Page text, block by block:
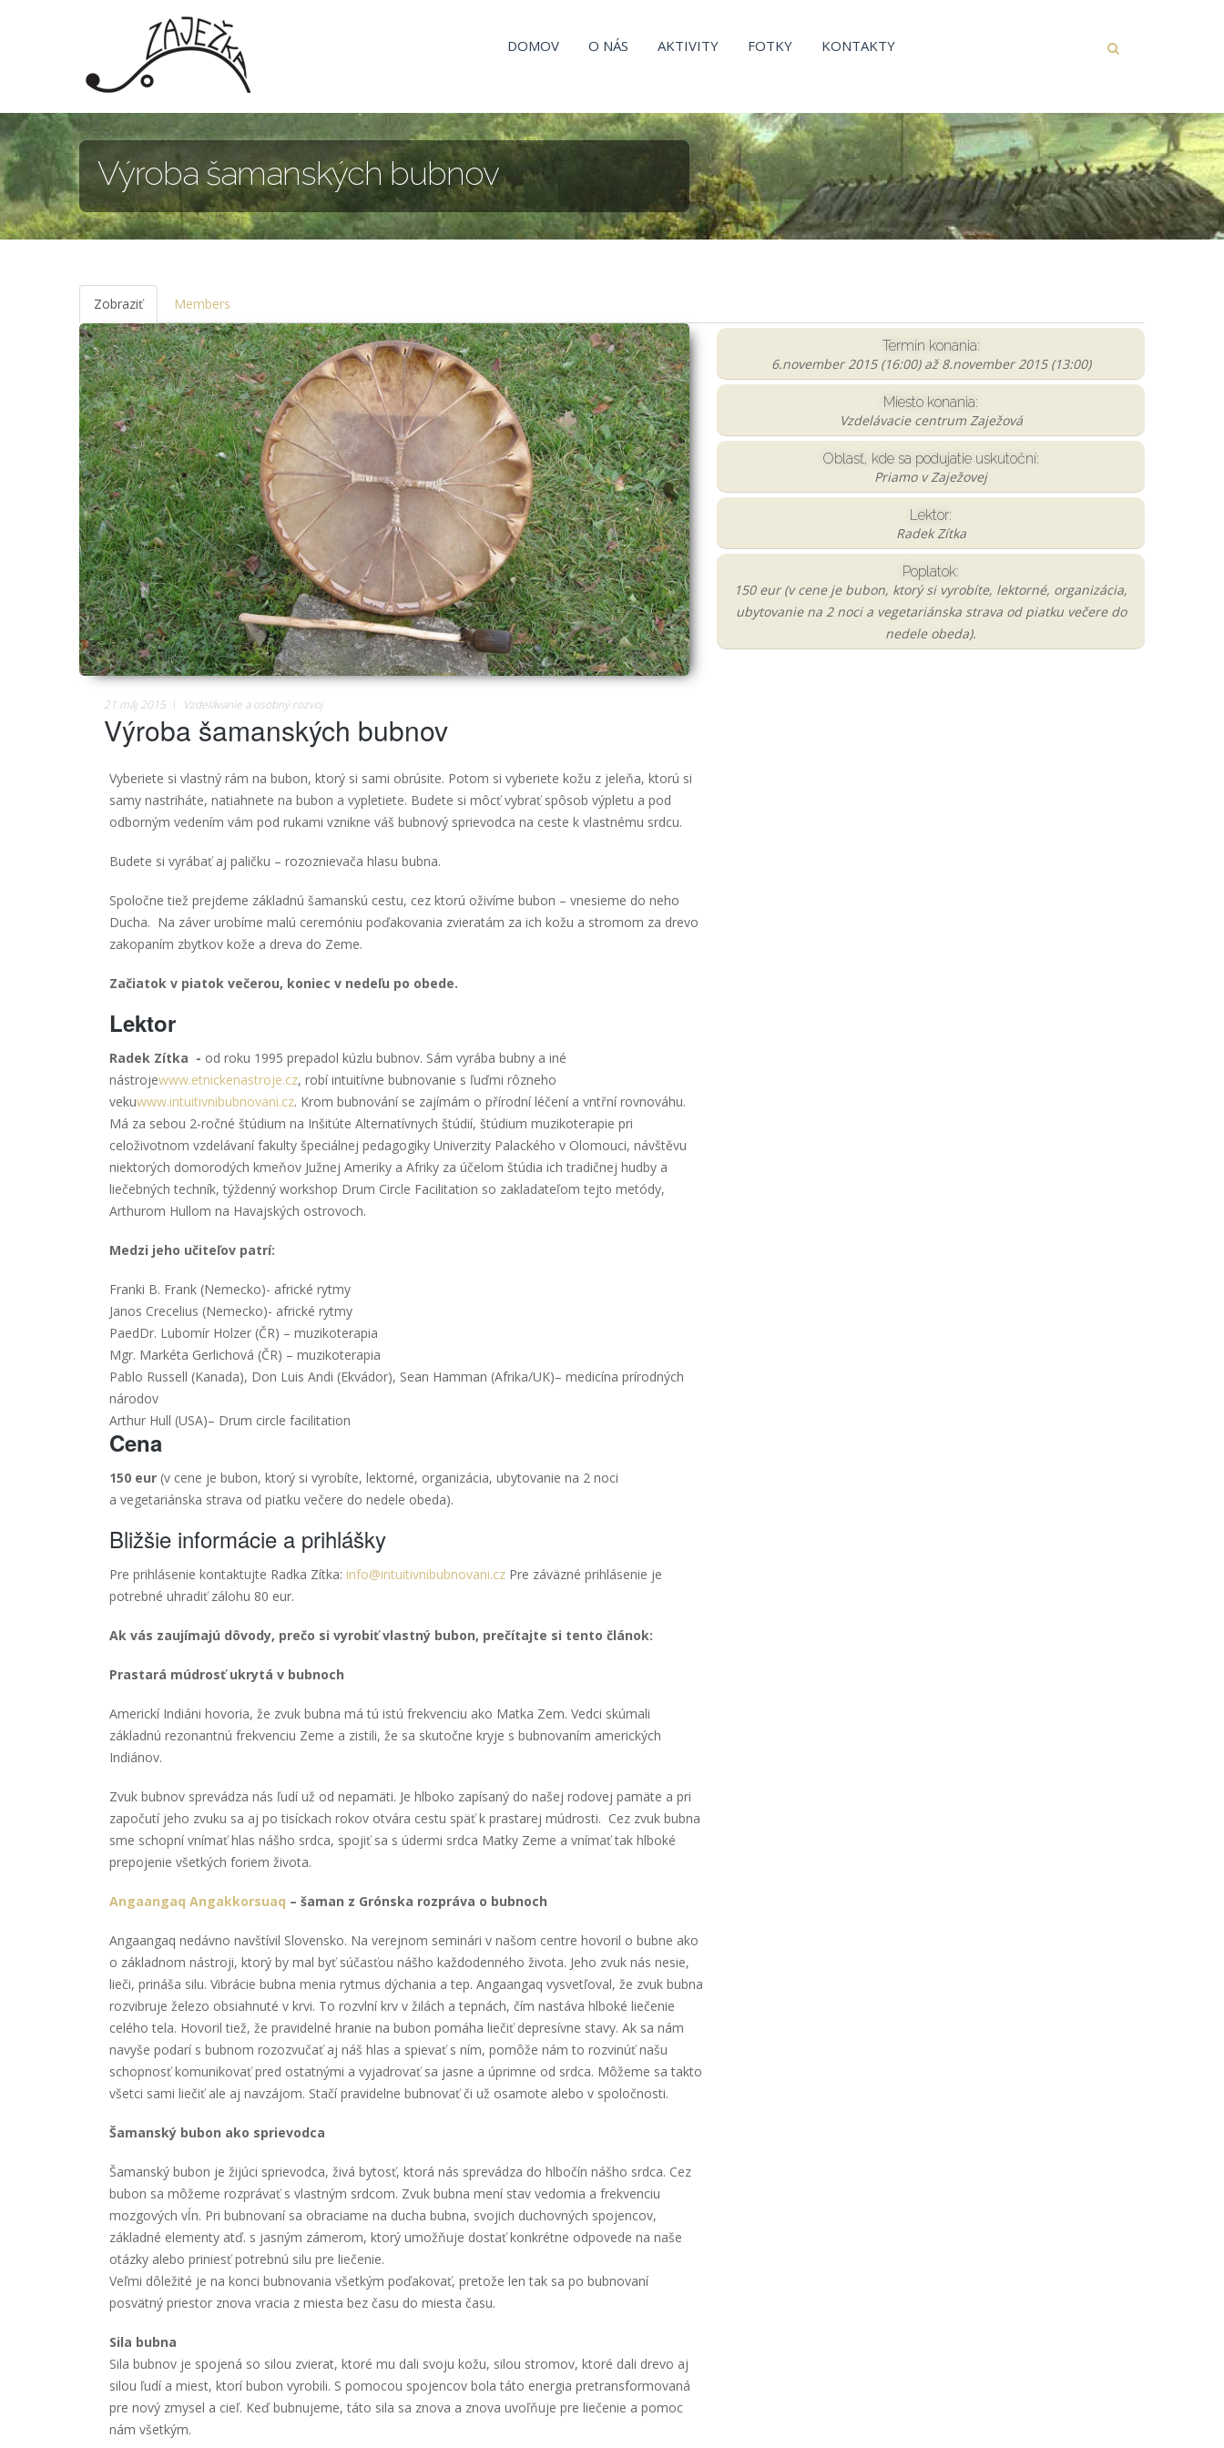
DOMOV O NÁS AKTIVITY FOTKY KONTAKTY
Výroba šamanských bubnov
Zobraziť(aktívna
karta)
Members
21.máj 2015 Vzdelávanie a osobný rozvoj
Výroba šamanských bubnov
Termín konania:
6.november 2015 (16:00)až 8.november 2015 (13:00)
Miesto konania:
Vzdelávacie centrum Zaježová
Oblasť, kde sa podujatie uskutoční:
Priamo v Zaježovej
Lektor:
Radek Zítka
Poplatok:
150 eur (v cene je bubon, ktorý si vyrobíte, lektorné, organizácia,
ubytovanie na 2 noci a vegetariánska strava od piatku večere do
nedele obeda).
Vyberiete si vlastný rám na bubon, ktorý si sami obrúsite. Potom si vyberiete kožu z jeleňa, ktorú si
samy nastriháte, natiahnete na bubon a vypletiete. Budete si môcť vybrať spôsob výpletu a pod
odborným vedením vám pod rukami vznikne váš bubnový sprievodca na ceste k vlastnému srdcu.
Budete si vyrábať aj paličku – rozoznievača hlasu bubna.
Spoločne tiež prejdeme základnú šamanskú cestu, cez ktorú oživíme bubon – vnesieme do neho
Ducha. Na záver urobíme malú ceremóniu poďakovania zvieratám za ich kožu a stromom za drevo
zakopaním zbytkov kože a dreva do Zeme.
Začiatok v piatok večerou, koniec v nedeľu po obede.
Lektor
Radek Zítka - od roku 1995 prepadol kúzlu bubnov. Sám vyrába bubny a iné
nástrojewww.etnickenastroje.cz, robí intuitívne bubnovanie s ľuďmi rôzneho
vekuwww.intuitivnibubnovani.cz. Krom bubnování se zajímám o přírodní léčení a vntřní rovnováhu.
Má za sebou 2-ročné štúdium na Inšitúte Alternatívnych štúdií, štúdium muzikoterapie pri
celoživotnom vzdelávaní fakulty špeciálnej pedagogiky Univerzity Palackého v Olomouci, návštěvu
niektorých domorodých kmeňov Južnej Ameriky a Afriky za účelom štúdia ich tradičnej hudby a
liečebných techník, týždenný workshop Drum Circle Facilitation so zakladateľom tejto metódy,
Arthurom Hullom na Havajských ostrovoch.
Medzi jeho učiteľov patrí:
Franki B. Frank (Nemecko)- africké rytmy
Janos Crecelius (Nemecko)- africké rytmy
PaedDr. Lubomír Holzer (ČR) – muzikoterapia
Mgr. Markéta Gerlichová (ČR) – muzikoterapia
Pablo Russell (Kanada), Don Luis Andi (Ekvádor), Sean Hamman (Afrika/UK)– medicína prírodných
národov
Arthur Hull (USA)– Drum circle facilitation
Cena
150 eur (v cene je bubon, ktorý si vyrobíte, lektorné, organizácia, ubytovanie na 2 noci
a vegetariánska strava od piatku večere do nedele obeda).
Bližšie informácie a prihlášky
Pre prihlásenie kontaktujte Radka Zítka: info@intuitivnibubnovani.cz Pre záväzné prihlásenie je
potrebné uhradiť zálohu 80 eur.
Ak vás zaujímajú dôvody, prečo si vyrobiť vlastný bubon, prečítajte si tento článok:
Prastará múdrosť ukrytá v bubnoch
Americkí Indiáni hovoria, že zvuk bubna má tú istú frekvenciu ako Matka Zem. Vedci skúmali
základnú rezonantnú frekvenciu Zeme a zistili, že sa skutočne kryje s bubnovaním amerických
Indiánov.
Zvuk bubnov sprevádza nás ľudí už od nepamäti. Je hlboko zapísaný do našej rodovej pamäte a pri
započutí jeho zvuku sa aj po tisíckach rokov otvára cestu späť k prastarej múdrosti. Cez zvuk bubna
sme schopní vnímať hlas nášho srdca, spojiť sa s údermi srdca Matky Zeme a vnímať tak hlboké
prepojenie všetkých foriem života.
Angaangaq Angakkorsuaq – šaman z Grónska rozpráva o bubnoch
Angaangaq nedávno navštívil Slovensko. Na verejnom seminári v našom centre hovoril o bubne ako
o základnom nástroji, ktorý by mal byť súčasťou nášho každodenného života. Jeho zvuk nás nesie,
lieči, prináša silu. Vibrácie bubna menia rytmus dýchania a tep. Angaangaq vysvetľoval, že zvuk bubna
rozvibruje železo obsiahnuté v krvi. To rozvlní krv v žilách a tepnách, čím nastáva hlboké liečenie
celého tela. Hovoril tiež, že pravidelné hranie na bubon pomáha liečiť depresívne stavy. Ak sa nám
navyše podarí s bubnom rozozvučať aj náš hlas a spievať s ním, pomôže nám to rozvinúť našu
schopnosť komunikovať pred ostatnými a vyjadrovať sa jasne a úprimne od srdca. Môžeme sa takto
všetci sami liečiť ale aj navzájom. Stačí pravidelne bubnovať či už osamote alebo v spoločnosti.
Šamanský bubon ako sprievodca
Šamanský bubon je žijúci sprievodca, živá bytosť, ktorá nás sprevádza do hlbočín nášho srdca. Cez
bubon sa môžeme rozprávať s vlastným srdcom. Zvuk bubna mení stav vedomia a frekvenciu
mozgových vĺn. Pri bubnovaní sa obraciame na ducha bubna, svojich duchovných spojencov,
základné elementy atď. s jasným zámerom, ktorý umožňuje dostať konkrétne odpovede na naše
otázky alebo priniesť potrebnú silu pre liečenie.
Veľmi dôležité je na konci bubnovania všetkým poďakovať, pretože len tak sa po bubnovaní
posvätný priestor znova vracia z miesta bez času do miesta času.
Sila bubna
Sila bubnov je spojená so silou zvierat, ktoré mu dali svoju kožu, silou stromov, ktoré dali drevo aj
silou ľudí a miest, ktorí bubon vyrobili. S pomocou spojencov bola táto energia pretransformovaná
pre nový zmysel a cieľ. Keď bubnujeme, táto sila sa znova a znova uvoľňuje pre liečenie a pomoc
nám všetkým.